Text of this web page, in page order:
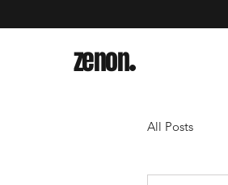
zenon.
All Posts